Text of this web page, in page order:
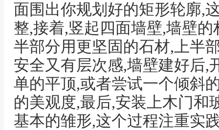
面围出你规划好的矩形轮廓,
整,接着,竖起四面墙壁,墙壁
半部分用更坚固的石材,上半
安全又有层次感,墙壁建好后,
单的平顶,或者尝试一个倾斜
的美观度,最后,安装上木门和
基本的雏形,这个过程注重实